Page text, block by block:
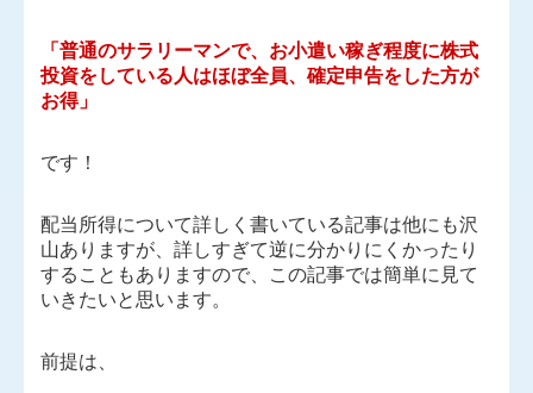
国の共済制度活用コーナー
今の税理士に満足していますか？
TKCシステムQ&A
「普通のサラリーマンで、お小遣い稼ぎ程度に株式
投資をしている人はほぼ全員、確定申告をした方が
お得」
です！
配当所得について詳しく書いている記事は他にも沢
山ありますが、詳しすぎて逆に分かりにくかったり
することもありますので、この記事では簡単に見て
いきたいと思います。
前提は、